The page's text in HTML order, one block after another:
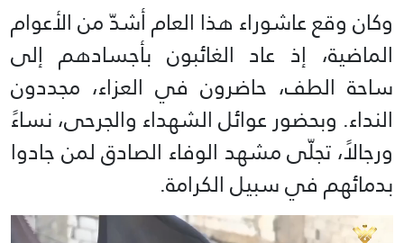
وكان وقع عاشوراء هذا العام أشدّ من الأعوام
الماضية، إذ عاد الغائبون بأجسادهم إلى
ساحة الطف، حاضرون في العزاء، مجددون
النداء. وبحضور عوائل الشهداء والجرحى، نساءً
ورجالاً، تجلّى مشهد الوفاء الصادق لمن جادوا
بدمائهم في سبيل الكرامة.